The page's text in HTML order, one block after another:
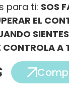
para ti: SOS
EL
CONTROLA A